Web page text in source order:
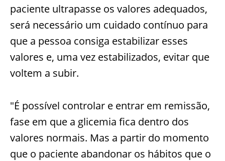
paciente ultrapasse os valores adequados,
será necessário um cuidado contínuo para
que a pessoa consiga estabilizar esses
valores e, uma vez estabilizados, evitar que
voltem a subir.
"É possível controlar e entrar em remissão,
fase em que a glicemia fica dentro dos
valores normais. Mas a partir do momento
que o paciente abandonar os hábitos que o